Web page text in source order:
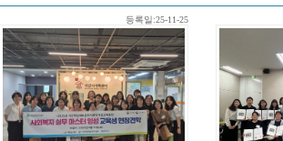
등록일:25-11-25